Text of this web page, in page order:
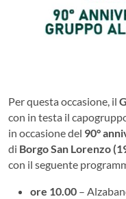
Per questa occasione, il
con in testa il
in occasione del 90°
di Borgo San Lorenzo
con il seguente
ore 10.00 –